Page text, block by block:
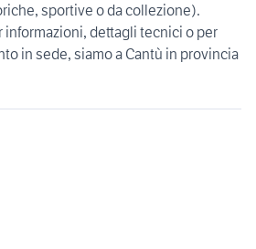
sportive o da collezione).
informazioni, dettagli tecnici o per
in sede, siamo a Cantù in provincia